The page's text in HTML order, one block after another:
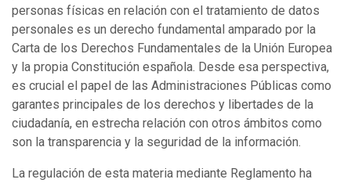
personas físicas en relación con el tratamiento de datos
personales es un derecho fundamental amparado por la
Carta de los Derechos Fundamentales de la Unión Europea
y la propia Constitución española. Desde esa perspectiva,
es crucial el papel de las Administraciones Públicas como
garantes principales de los derechos y libertades de la
ciudadanía, en estrecha relación con otros ámbitos como
son la transparencia y la seguridad de la información.
La regulación de esta materia mediante Reglamento ha